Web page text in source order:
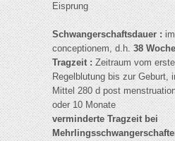
Eisprung
Schwangerschaftsdauer :im
conceptionem, d.h.38
Tragzeit :Zeitraum vom
Regelblutung bis zur Geburt,
Mittel 280 d post
oder 10 Monate
verminderte Tragzeit bei